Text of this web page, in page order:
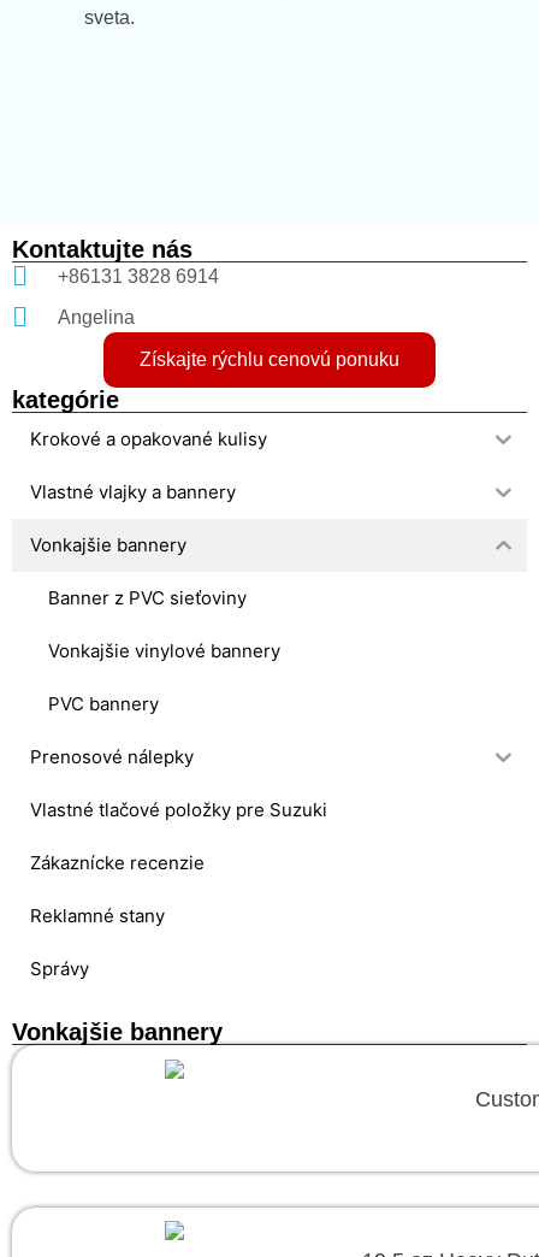
sveta.
Kontaktujte nás
+86131 3828 6914
Angelina
Získajte rýchlu cenovú ponuku
kategórie
Krokové a opakované kulisy
Vlastné vlajky a bannery
Vonkajšie bannery
Banner z PVC sieťoviny
Vonkajšie vinylové bannery
PVC bannery
Prenosové nálepky
Vlastné tlačové položky pre Suzuki
Zákaznícke recenzie
Reklamné stany
Správy
Vonkajšie bannery